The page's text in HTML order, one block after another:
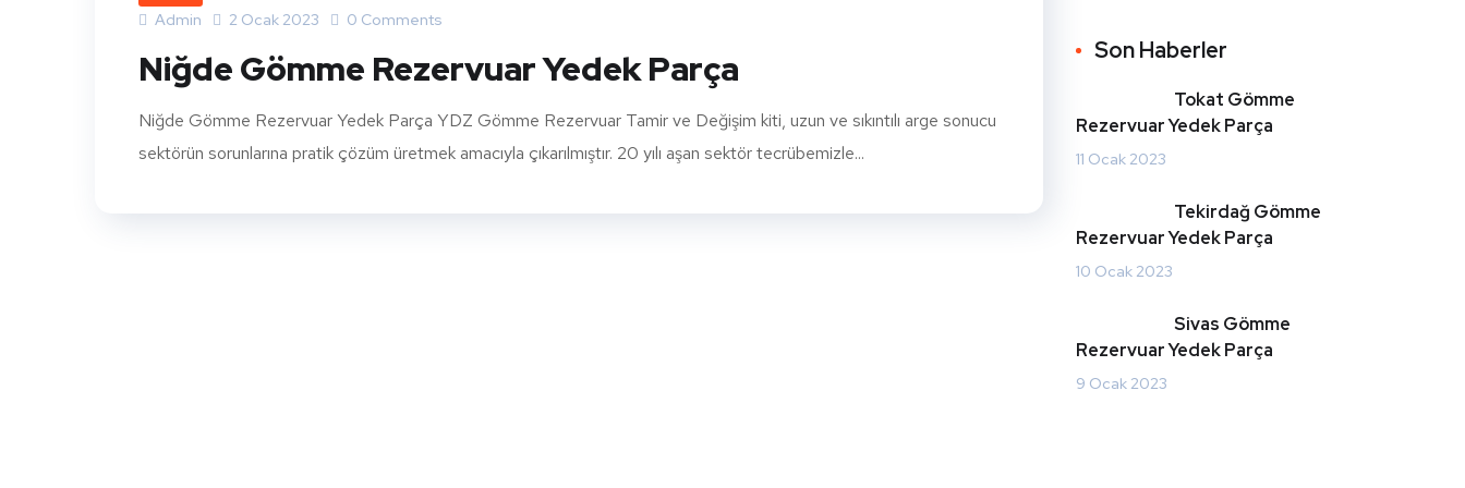
Admin 2 Ocak 2023 0 Comments
Niğde Gömme Rezervuar Yedek Parça
Niğde Gömme Rezervuar Yedek Parça YDZ Gömme Rezervuar Tamir ve Değişim kiti, uzun ve sıkıntılı arge sonucu
sektörün sorunlarına pratik çözüm üretmek amacıyla çıkarılmıştır. 20 yılı aşan sektör tecrübemizle...
Son Haberler
Tokat Gömme
Rezervuar Yedek Parça
11 Ocak 2023
Tekirdağ Gömme
Rezervuar Yedek Parça
10 Ocak 2023
Sivas Gömme
Rezervuar Yedek Parça
9 Ocak 2023